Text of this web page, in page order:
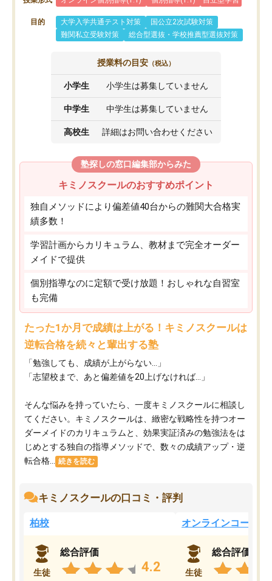
目的 大学入学共通テスト対策
国公立2次試験対策
難関私立受験対策
総合型選抜・学校推薦型選抜対策
授業料の目安 （税込）
小学生 小学生は募集していません
中学生 中学生は募集していません
高校生 詳細はお問い合わせください
塾探しの窓口編集部からみた
キミノスクールのおすすめポイント
独自メソッドにより偏差値40台からの難関大合格実
績多数！
学習計画からカリキュラム、教材まで完全オーダー
メイドで提供
個別指導なのに定額で受け放題！おしゃれな自習室
も完備
たった1か月で成績は上がる！キミノスクールは
逆転合格を続々と輩出する塾
「勉強しても、成績が上がらない…」
「志望校まで、あと偏差値を20上げなければ…」
そんな悩みを持っていたら、一度キミノスクールに相談し
てください。キミノスクールは、緻密な戦略性を持つオー
ダーメイドのカリキュラムと、効果実証済みの勉強法をは
じめとする独自の指導メソッドで、数々の成績アップ・逆
転合格...
続きを読む
キミノスクールの口コミ・評判
柏校
生徒
総合評価
4.2
オンラインコース
生徒
総合評価